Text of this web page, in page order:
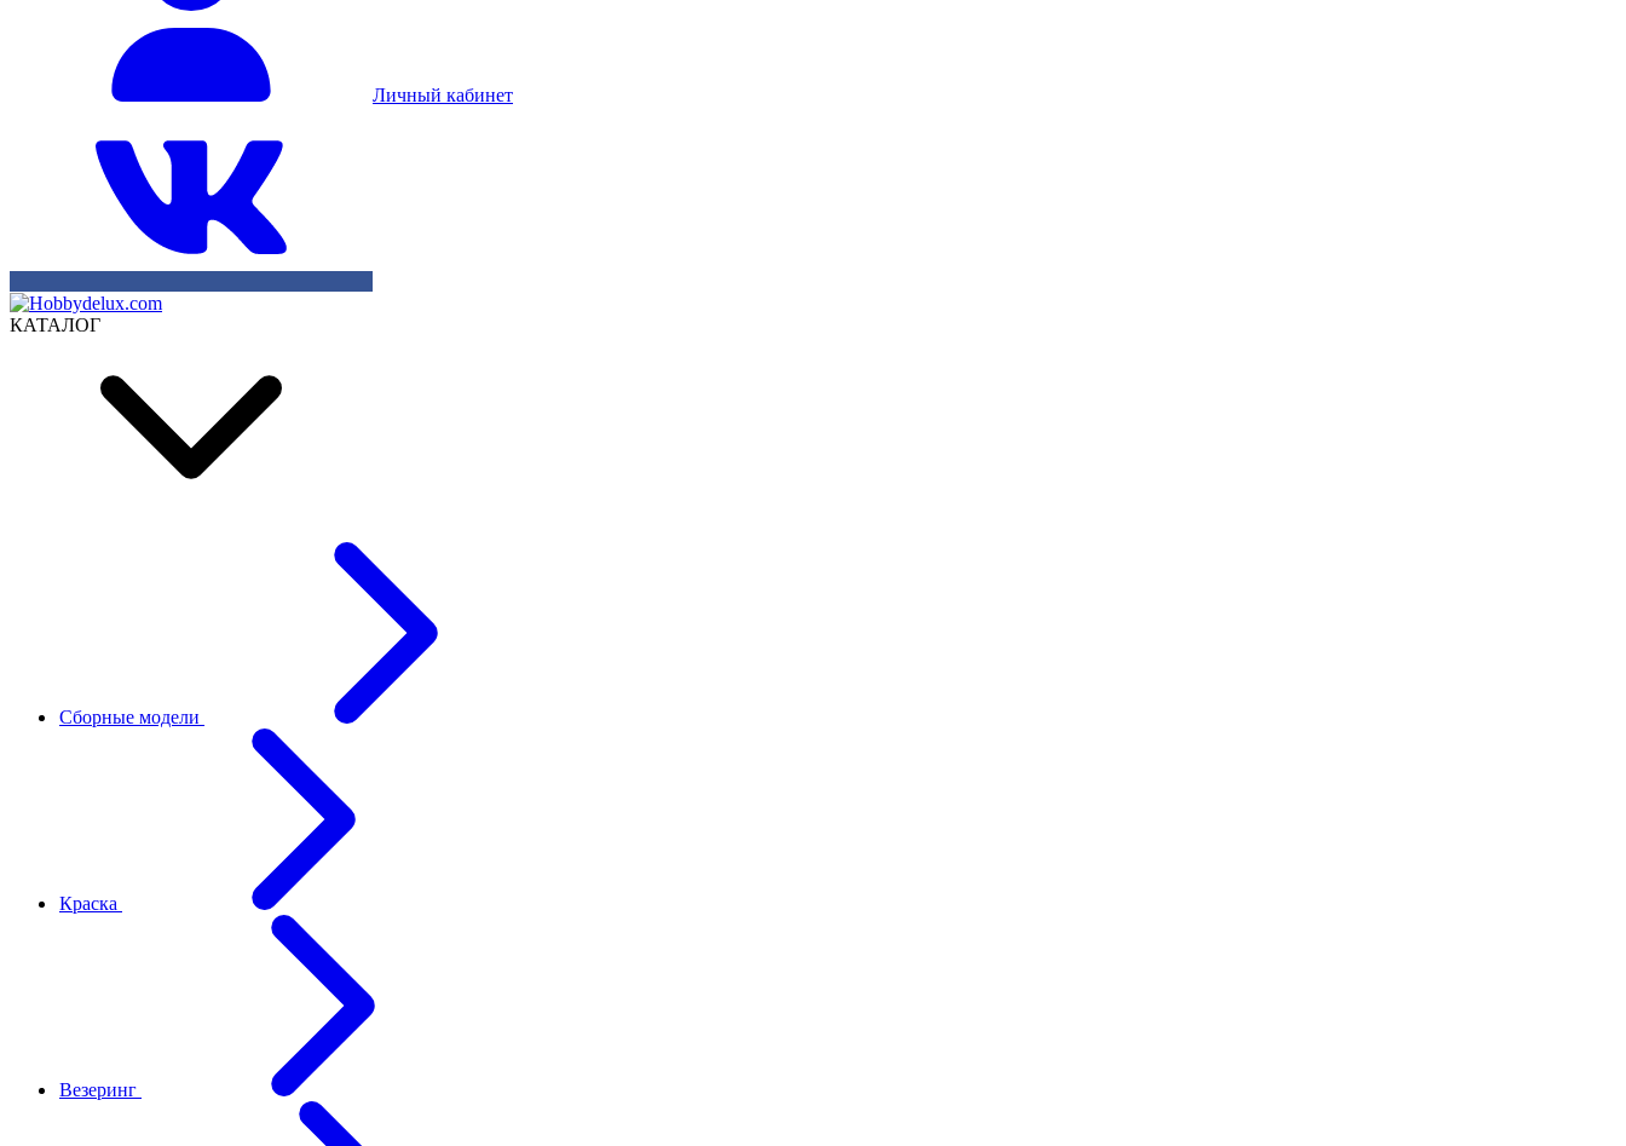
Личный кабинет
КАТАЛОГ
Сборные модели
Краска
Везеринг